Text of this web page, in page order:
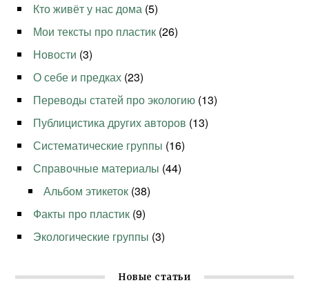
Кто живёт у нас дома (5)
Мои тексты про пластик (26)
Новости (3)
О себе и предках (23)
Переводы статей про экологию (13)
Публицистика других авторов (13)
Систематические группы (16)
Справочные материалы (44)
Альбом этикеток (38)
Факты про пластик (9)
Экологические группы (3)
Новые статьи